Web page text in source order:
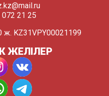
072 21 25
ж. KZ31VPY00021199
ЖЕЛІЛЕР